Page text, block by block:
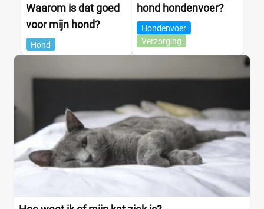
Waarom is dat goed
voor mijn hond?
Hond
hond hondenvoer?
Hondenvoer
Verzorging